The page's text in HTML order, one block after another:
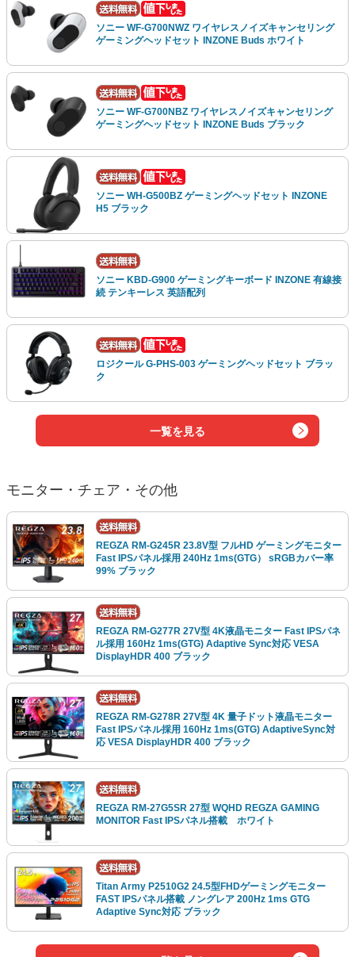
ソニー WF-G700NWZ ワイヤレスノイズキャンセリング
ゲーミングヘッドセット INZONE Buds ホワイト
ソニー WF-G700NBZ ワイヤレスノイズキャンセリング
ゲーミングヘッドセット INZONE Buds ブラック
ソニー WH-G500BZ ゲーミングヘッドセット INZONE
H5 ブラック
ソニー KBD-G900 ゲーミングキーボード INZONE 有線接
続 テンキーレス 英語配列
ロジクール G-PHS-003 ゲーミングヘッドセット ブラッ
ク
一覧を見る
モニター・チェア・その他
REGZA RM-G245R 23.8V型 フルHD ゲーミングモニター
Fast IPSパネル採用 240Hz 1ms(GTG） sRGBカバー率
99% ブラック
REGZA RM-G277R 27V型 4K液晶モニター Fast IPSパネ
ル採用 160Hz 1ms(GTG) Adaptive Sync対応 VESA
DisplayHDR 400 ブラック
REGZA RM-G278R 27V型 4K 量子ドット液晶モニター
Fast IPSパネル採用 160Hz 1ms(GTG) AdaptiveSync対
応 VESA DisplayHDR 400 ブラック
REGZA RM-27G5SR 27型 WQHD REGZA GAMING
MONITOR Fast IPSパネル搭載 ホワイト
Titan Army P2510G2 24.5型FHDゲーミングモニター
FAST IPSパネル搭載 ノングレア 200Hz 1ms GTG
Adaptive Sync対応 ブラック